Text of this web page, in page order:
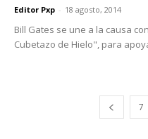
Editor Pxp - 18 agosto, 2014
Bill Gates se une a la causa
Cubetazo de Hielo", para
7